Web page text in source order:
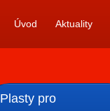
Úvod Aktuality
Plasty pro